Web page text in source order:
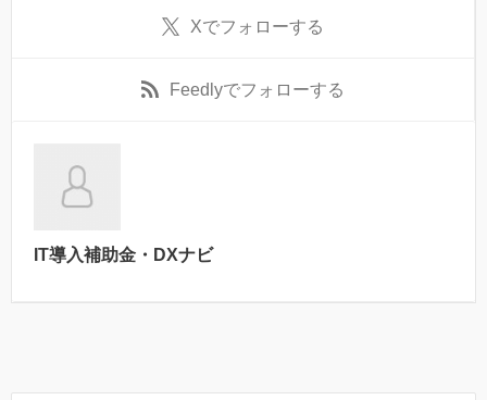
Xでフォローする
Feedlyでフォローする
IT導入補助金・DXナビ